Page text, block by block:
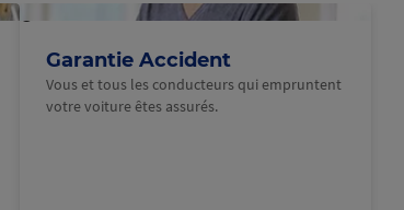
Garantie Accident
Vous et tous les conducteurs qui empruntent
votre voiture êtes assurés.
@Macif